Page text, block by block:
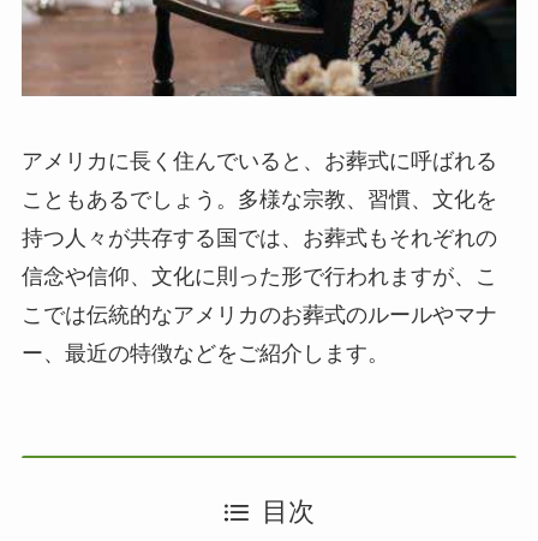
アメリカに長く住んでいると、お葬式に呼ばれる
こともあるでしょう。多様な宗教、習慣、文化を
持つ人々が共存する国では、お葬式もそれぞれの
信念や信仰、文化に則った形で行われますが、こ
こでは伝統的なアメリカのお葬式のルールやマナ
ー、最近の特徴などをご紹介します。
目次